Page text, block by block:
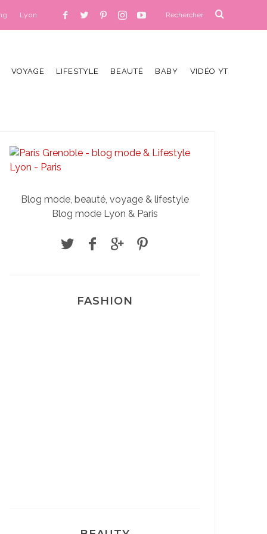
Lyon
VOYAGE LIFESTYLE BEAUTÉ BABY VIDÉO YT
Blog mode, beauté, voyage & lifestyle
Blog mode Lyon & Paris
FASHION